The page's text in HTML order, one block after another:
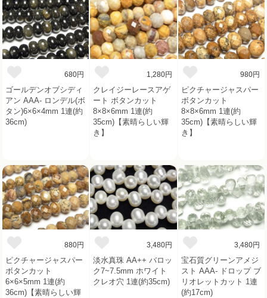
680円
ゴールデンオブシディ
アン AAA- ロンデル(ボ
タン)6×6×4mm 1連(約
36cm)
1,280円
クレイジーレースアゲ
ート ボタンカット
8×8×6mm 1連(約
35cm)【素晴らしい輝
き】
980円
ピクチャージャスパー
ボタンカット
8×8×6mm 1連(約
35cm)【素晴らしい輝
き】
880円
ピクチャージャスパー
ボタンカット
6×6×5mm 1連(約
36cm)【素晴らしい輝
3,480円
淡水真珠 AA++ バロッ
ク7~7.5mm ホワイト
クレオ穴 1連(約35cm)
3,480円
宝石質グリーンアメジ
スト AAA- ドロップ ブ
リオレットカット 1連
(約17cm)